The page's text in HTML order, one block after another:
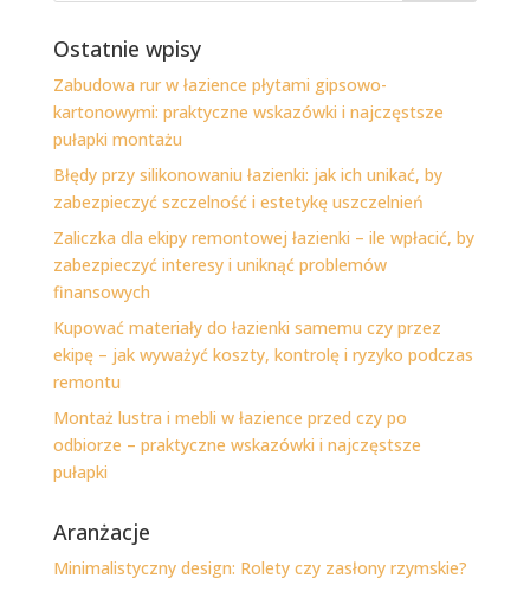
Ostatnie wpisy
Zabudowa rur w łazience płytami gipsowo-
kartonowymi: praktyczne wskazówki i najczęstsze
pułapki montażu
Błędy przy silikonowaniu łazienki: jak ich unikać, by
zabezpieczyć szczelność i estetykę uszczelnień
Zaliczka dla ekipy remontowej łazienki – ile wpłacić, by
zabezpieczyć interesy i uniknąć problemów
finansowych
Kupować materiały do łazienki samemu czy przez
ekipę – jak wyważyć koszty, kontrolę i ryzyko podczas
remontu
Montaż lustra i mebli w łazience przed czy po
odbiorze – praktyczne wskazówki i najczęstsze
pułapki
Aranżacje
Minimalistyczny design: Rolety czy zasłony rzymskie?